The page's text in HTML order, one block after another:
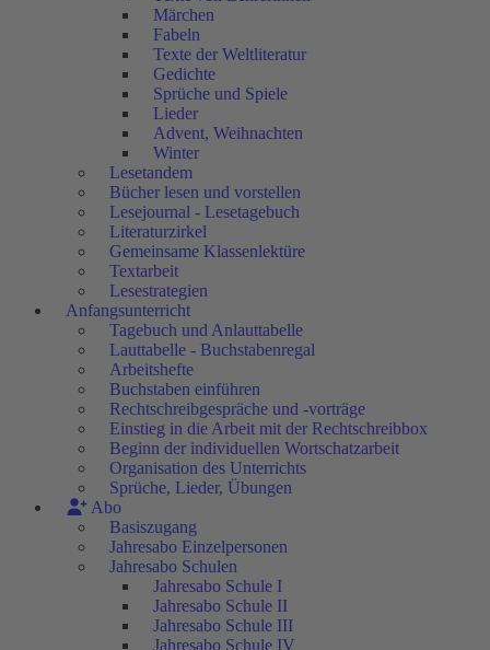
Märchen
Fabeln
Texte der Weltliteratur
Gedichte
Sprüche und Spiele
Lieder
Advent, Weihnachten
Winter
Lesetandem
Bücher lesen und vorstellen
Lesejournal - Lesetagebuch
Literaturzirkel
Gemeinsame Klassenlektüre
Textarbeit
Lesestrategien
Anfangsunterricht
Tagebuch und Anlauttabelle
Lauttabelle - Buchstabenregal
Arbeitshefte
Buchstaben einführen
Rechtschreibgespräche und -vorträge
Einstieg in die Arbeit mit der Rechtschreibbox
Beginn der individuellen Wortschatzarbeit
Organisation des Unterrichts
Sprüche, Lieder, Übungen
Abo
Basiszugang
Jahresabo Einzelpersonen
Jahresabo Schulen
Jahresabo Schule I
Jahresabo Schule II
Jahresabo Schule III
Jahresabo Schule IV